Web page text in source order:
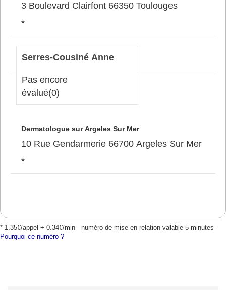
3 Boulevard Clairfont 66350 Toulouges
*
Serres-Cousiné Anne
Pas encore
évalué(0)
Dermatologue sur Argeles Sur Mer
10 Rue Gendarmerie 66700 Argeles Sur Mer
*
* 1.35€/appel + 0.34€/min - numéro de mise en relation valable 5 minutes -
Pourquoi ce numéro ?